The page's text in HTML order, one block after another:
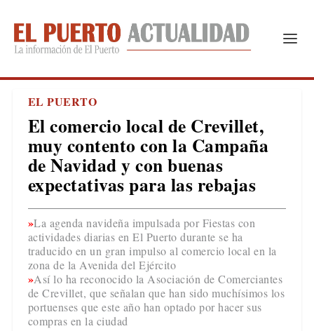
EL PUERTO
El comercio local de Crevillet,
muy contento con la Campaña
de Navidad y con buenas
expectativas para las rebajas
La agenda navideña impulsada por Fiestas con
actividades diarias en El Puerto durante se ha
traducido en un gran impulso al comercio local en la
zona de la Avenida del Ejército
Así lo ha reconocido la Asociación de Comerciantes
de Crevillet, que señalan que han sido muchísimos los
portuenses que este año han optado por hacer sus
compras en la ciudad